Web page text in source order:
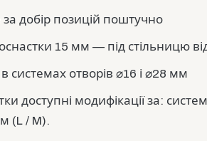
добір позицій поштучно
15 мм — під стільницю
системах отворів ⌀16 і ⌀28 мм
доступні модифікації за:
(L / M).